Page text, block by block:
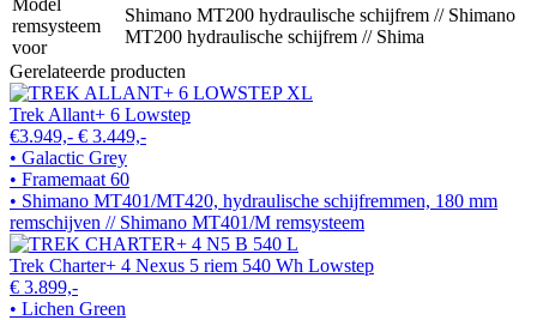
remsysteem
voor
Shimano MT200 hydraulische schijfrem // Shimano
MT200 hydraulische schijfrem // Shima
Gerelateerde producten
Trek Allant+ 6 Lowstep
€3.949,- € 3.449,-
• Galactic Grey
• Framemaat 60
• Shimano MT401/MT420, hydraulische schijfremmen, 180 mm
remschijven // Shimano MT401/M remsysteem
Trek Charter+ 4 Nexus 5 riem 540 Wh Lowstep
€ 3.899,-
• Lichen Green